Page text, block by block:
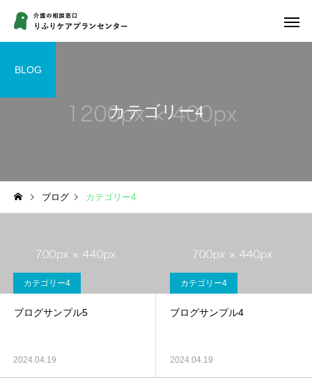
カテゴリー4
BLOG
ブログ カテゴリー4
カテゴリー4
ブログサンプル5
2024.04.19
カテゴリー4
ブログサンプル4
2024.04.19